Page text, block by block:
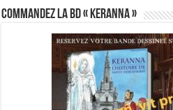
Commandez la BD « Keranna »